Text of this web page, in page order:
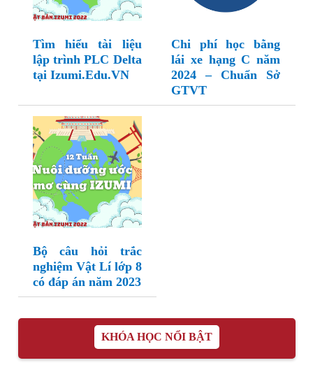
Tìm hiểu tài liệu
lập trình PLC Delta
tại Izumi.Edu.VN
Chi phí học bằng
lái xe hạng C năm
2024 – Chuẩn Sở
GTVT
Bộ câu hỏi trắc
nghiệm Vật Lí lớp 8
có đáp án năm 2023
KHÓA HỌC NỔI BẬT